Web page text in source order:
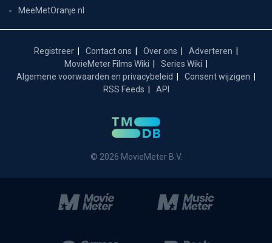
MeeMetOranje.nl
Registreer Contact ons Over ons
Adverteren
MovieMeter Films Wiki
Series Wiki
Algemene voorwaarden en privacybeleid
Consent wijzigen
RSS Feeds
API
© 2026 MovieMeter B.V.